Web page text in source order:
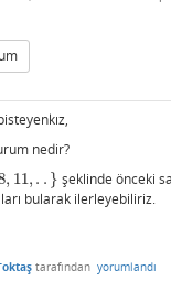
nedir?
, 11, . . }
..}
şeklinde önceki
bularak ilerleyebiliriz.
tarafından yorumlandı